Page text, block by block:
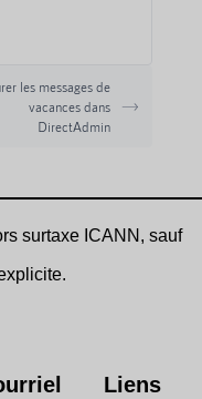
les messages de
vacances dans
DirectAdmin
surtaxe ICANN, sauf
Liens